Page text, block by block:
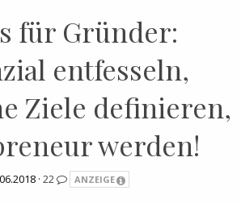
für Gründer:
entfesseln,
Ziele definieren,
werden!
· 22 ANZEIGE